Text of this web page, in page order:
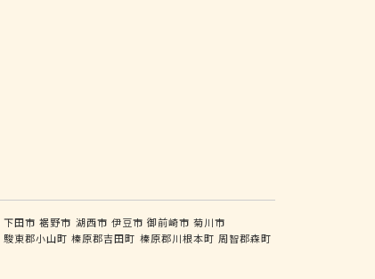
下田市 裾野市 湖西市 伊豆市 御前崎市 菊川市
駿東郡小山町 榛原郡吉田町 榛原郡川根本町 周智郡森町